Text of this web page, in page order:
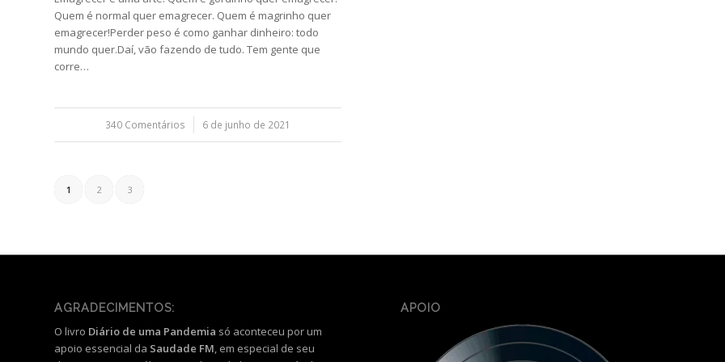
Quem é normal quer emagrecer. Quem é magrinho quer
emagrecer!Perder peso é como ganhar dinheiro: todo
mundo quer.Daí, vão fazendo de tudo. Tem gente que
corre…
340 Comentários
/ 6 de junho de 2021
1 2 3
AGRADECIMENTOS:
O livro Diário de uma Pandemia só aconteceu por um
apoio essencial da Saudade FM, em especial de seu
APOIO